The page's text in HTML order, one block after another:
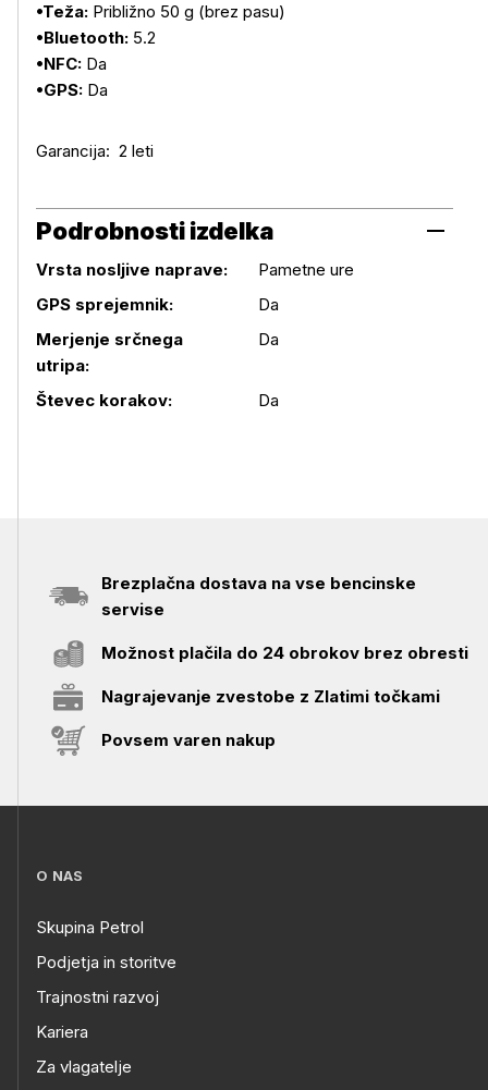
•Teža: Približno 50 g (brez pasu)
•Bluetooth: 5.2
•NFC: Da
•GPS: Da
Garancija: 2 leti
Podrobnosti izdelka
Podrobnosti izdelka
Vrsta nosljive naprave:
Pametne ure
GPS sprejemnik:
Da
Merjenje srčnega
utripa:
Da
Števec korakov: Da
Brezplačna dostava na vse bencinske
servise
Možnost plačila do 24 obrokov brez obresti
Nagrajevanje zvestobe z Zlatimi točkami
Povsem varen nakup
O NAS
Skupina Petrol
Podjetja in storitve
Trajnostni razvoj
Kariera
Za vlagatelje